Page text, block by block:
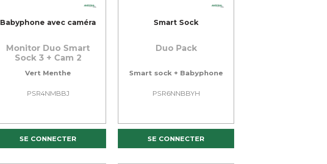
Babyphone avec caméra
Monitor Duo Smart
Sock 3 + Cam 2
Vert Menthe
PSR4NMBBJ
SE CONNECTER
Smart Sock
Duo Pack
Smart sock + Babyphone
PSR6NNBBYH
SE CONNECTER